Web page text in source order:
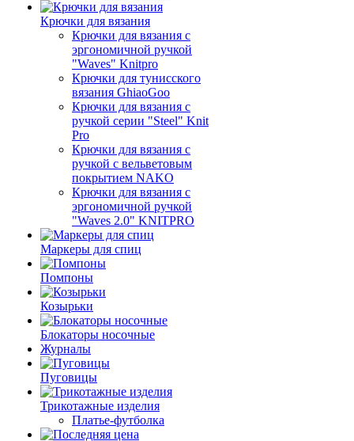
Крючки для вязания
Крючки для вязания с
эргономичной ручкой
"Waves" Knitpro
Крючки для тунисского
вязания GhiaoGoo
Крючки для вязания с
ручкой серии "Steel" Knit
Pro
Крючки для вязания с
ручкой с вельветовым
покрытием NAKO
Крючки для вязания с
эргономичной ручкой
"Waves 2.0" KNITPRO
Маркеры для спиц
Помпоны
Козырьки
Блокаторы носочные
Журналы
Пуговицы
Трикотажные изделия
Платье-футболка